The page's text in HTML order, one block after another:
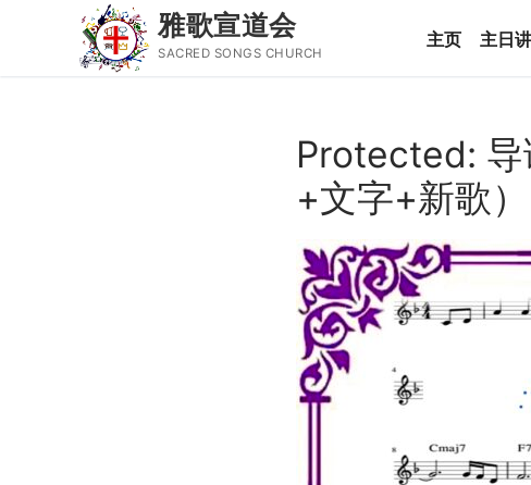
雅歌宣道会
SACRED SONGS CHURCH
主页 主日
Search
for:
主页 主日讲道
Protected: 导
+文字+新歌）